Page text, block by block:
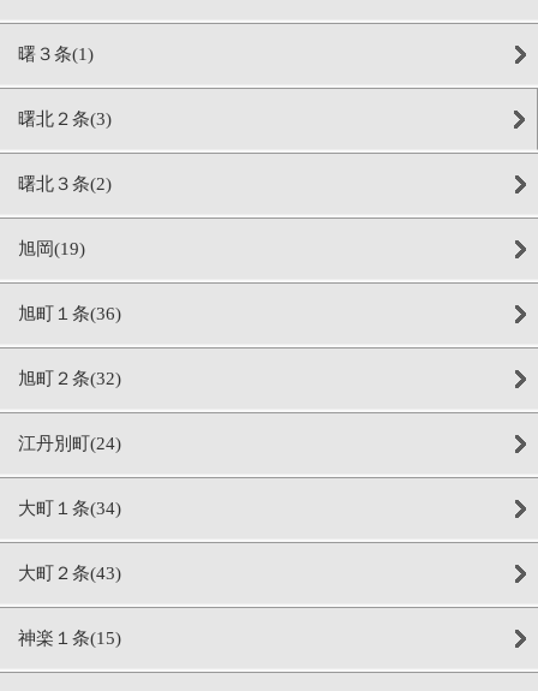
曙３条(1)
曙北２条(3)
曙北３条(2)
旭岡(19)
旭町１条(36)
旭町２条(32)
江丹別町(24)
大町１条(34)
大町２条(43)
神楽１条(15)